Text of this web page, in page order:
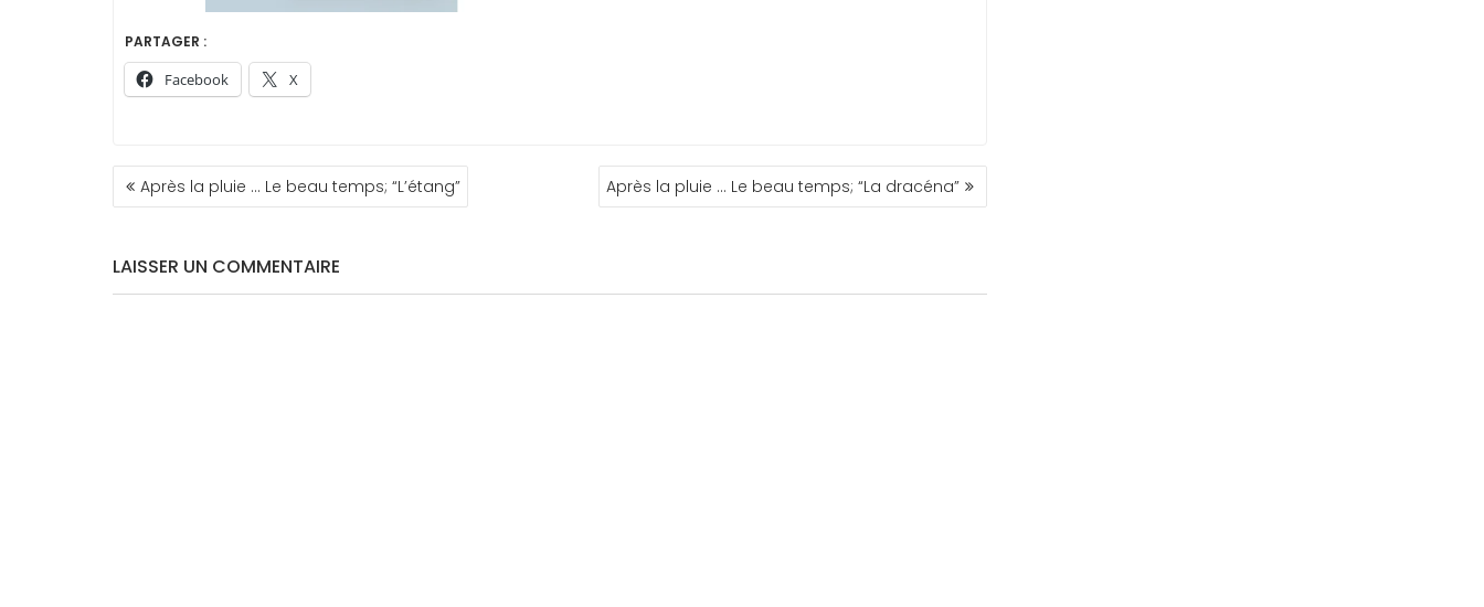
PARTAGER :
Facebook X
NAVIGATION
DEAprès la pluie … Le beau temps; “L’étang” Après la pluie … Le beau temps; “La dracéna”
LAISSER UN COMMENTAIRE